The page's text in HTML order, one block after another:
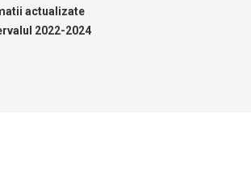
actualizate
2022-2024